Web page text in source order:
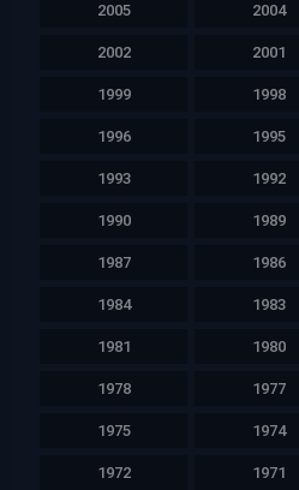
2005 2004
2002 2001
1999 1998
1996 1995
1993 1992
1990 1989
1987 1986
1984 1983
1981 1980
1978 1977
1975 1974
1972 1971